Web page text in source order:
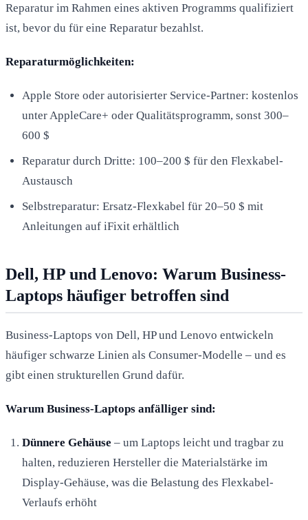
Reparatur im Rahmen eines aktiven Programms qualifiziert
ist, bevor du für eine Reparatur bezahlst.
Reparaturmöglichkeiten:
Apple Store oder autorisierter Service-Partner: kostenlos
unter AppleCare+ oder Qualitätsprogramm, sonst 300–
600 $
Reparatur durch Dritte: 100–200 $ für den Flexkabel-
Austausch
Selbstreparatur: Ersatz-Flexkabel für 20–50 $ mit
Anleitungen auf iFixit erhältlich
Dell, HP und Lenovo: Warum Business-
Laptops häufiger betroffen sind
Business-Laptops von Dell, HP und Lenovo entwickeln
häufiger schwarze Linien als Consumer-Modelle – und es
gibt einen strukturellen Grund dafür.
Warum Business-Laptops anfälliger sind:
Dünnere Gehäuse – um Laptops leicht und tragbar zu
halten, reduzieren Hersteller die Materialstärke im
Display-Gehäuse, was die Belastung des Flexkabel-
Verlaufs erhöht